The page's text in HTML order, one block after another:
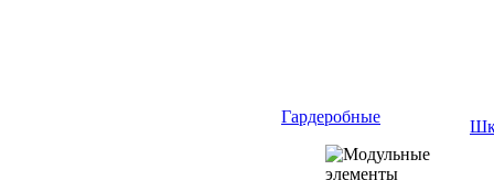
Гардеробные